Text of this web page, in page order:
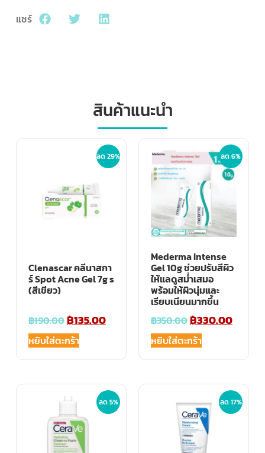
แชร์
สินค้าแนะนำ
ลด 29%
Clenascar คลีนาสกา
ร์ Spot Acne Gel 7g s
(สีเขียว)
฿190.00฿135.00
หยิบใส่ตะกร้า
ลด 6%
Mederma Intense
Gel 10g ช่วยปรับสีผิว
ให้แลดูสม่ำเสมอ
พร้อมให้ผิวนุ่มและ
เรียบเนียนมากขึ้น
฿350.00฿330.00
หยิบใส่ตะกร้า
ลด 5% ลด 17%